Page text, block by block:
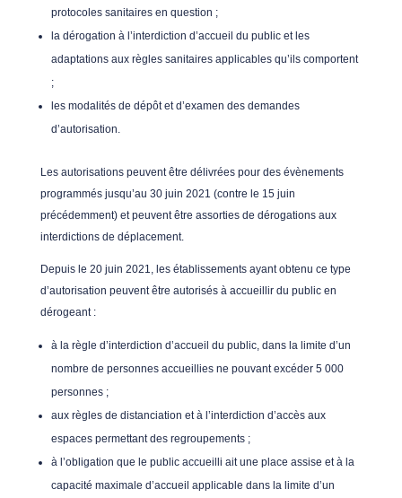
protocoles sanitaires en question ;
la dérogation à l’interdiction d’accueil du public et les
adaptations aux règles sanitaires applicables qu’ils comportent
;
les modalités de dépôt et d’examen des demandes
d’autorisation.
Les autorisations peuvent être délivrées pour des évènements
programmés jusqu’au 30 juin 2021 (contre le 15 juin
précédemment) et peuvent être assorties de dérogations aux
interdictions de déplacement.
Depuis le 20 juin 2021, les établissements ayant obtenu ce type
d’autorisation peuvent être autorisés à accueillir du public en
dérogeant :
à la règle d’interdiction d’accueil du public, dans la limite d’un
nombre de personnes accueillies ne pouvant excéder 5 000
personnes ;
aux règles de distanciation et à l’interdiction d’accès aux
espaces permettant des regroupements ;
à l’obligation que le public accueilli ait une place assise et à la
capacité maximale d’accueil applicable dans la limite d’un